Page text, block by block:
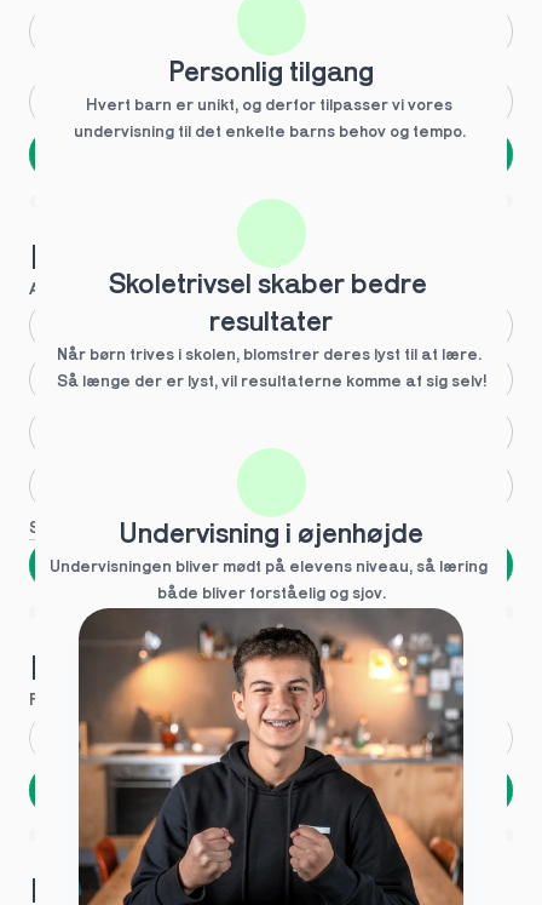
2.g Andet
1 ud af 9 for at finde den rette tutor
Hvilke behov?
Anbefalet til dig
Større skoleglæde
Se flere
Næste
Spring over
1 ud af 9 for at finde den rette tutor
Hvad hedder du?
Fornavn Efternavn
Næste
Opbevares sikkert - oplysninger deles aldrig
1 ud af 9 for at finde den rette tutor
Hvordan kontakter vi dig?
Personlig tilgang
Hvert barn er unikt, og derfor tilpasser vi vores
undervisning til det enkelte barns behov og tempo.
Skoletrivsel skaber bedre
resultater
Når børn trives i skolen, blomstrer deres lyst til at lære.
Så længe der er lyst, vil resultaterne komme af sig selv!
Undervisning i øjenhøjde
Undervisningen bliver mødt på elevens niveau, så læring
både bliver forståelig og sjov.